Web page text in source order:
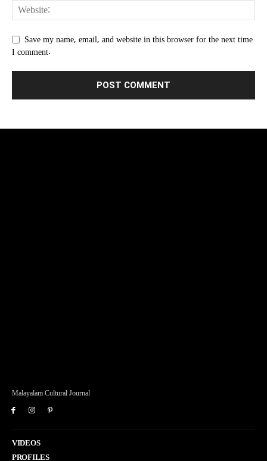
Save my name, email, and website in this browser for the next time
I comment.
Malayalam Cultural Journal
VIDEOS
PROFILES